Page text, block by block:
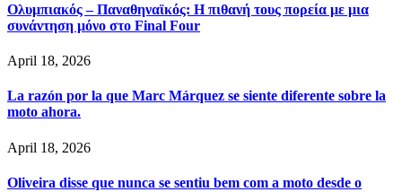
Ολυμπιακός – Παναθηναϊκός: Η πιθανή τους πορεία με μια
συνάντηση μόνο στο Final Four
April 18, 2026
La razón por la que Marc Márquez se siente diferente sobre la
moto ahora.
April 18, 2026
Oliveira disse que nunca se sentiu bem com a moto desde o